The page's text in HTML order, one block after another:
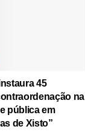
45
na
pública em
de Xisto”